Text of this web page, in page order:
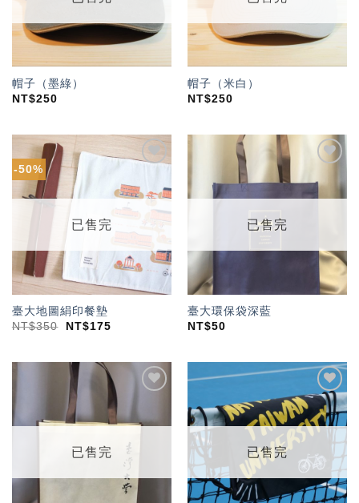
帽子（墨綠）
NT$250
帽子（米白）
NT$250
-50%
「願
望輕
單」
已售完
臺大地圖絹印餐墊
NT$350 NT$175
「願
望輕
已售完
臺大環保袋深藍
NT$50
望輕
已售完
加入
「願
望輕
已售完